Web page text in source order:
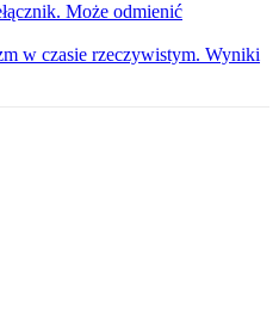
Może odmienić
w czasie rzeczywistym. Wyniki